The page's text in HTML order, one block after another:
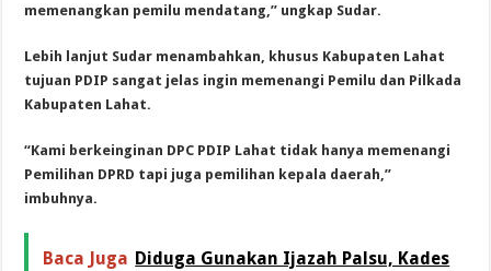
memenangkan pemilu mendatang,” ungkap Sudar.
Lebih lanjut Sudar menambahkan, khusus Kabupaten Lahat
tujuan PDIP sangat jelas ingin memenangi Pemilu dan Pilkada
Kabupaten Lahat.
“Kami berkeinginan DPC PDIP Lahat tidak hanya memenangi
Pemilihan DPRD tapi juga pemilihan kepala daerah,”
imbuhnya.
Baca Juga Diduga Gunakan Ijazah Palsu, Kades